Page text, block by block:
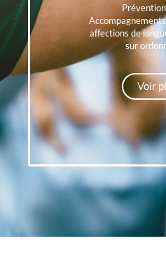
affections de
sur
Voir